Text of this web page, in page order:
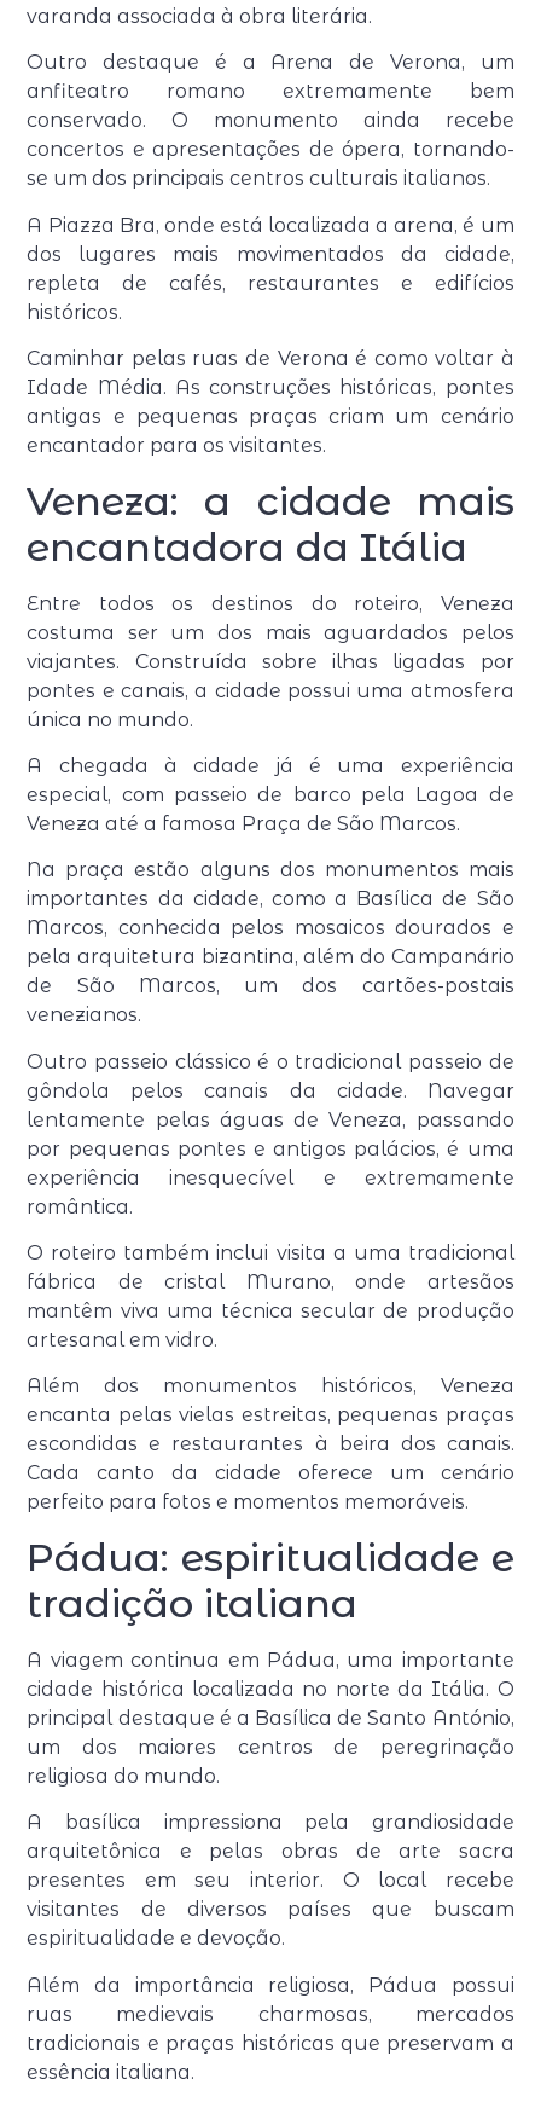
varanda associada à obra literária.
Outro destaque é a Arena de Verona, um
anfiteatro romano extremamente bem
conservado. O monumento ainda recebe
concertos e apresentações de ópera, tornando-
se um dos principais centros culturais italianos.
A Piazza Bra, onde está localizada a arena, é um
dos lugares mais movimentados da cidade,
repleta de cafés, restaurantes e edifícios
históricos.
Caminhar pelas ruas de Verona é como voltar à
Idade Média. As construções históricas, pontes
antigas e pequenas praças criam um cenário
encantador para os visitantes.
Veneza: a cidade mais
encantadora da Itália
Entre todos os destinos do roteiro, Veneza
costuma ser um dos mais aguardados pelos
viajantes. Construída sobre ilhas ligadas por
pontes e canais, a cidade possui uma atmosfera
única no mundo.
A chegada à cidade já é uma experiência
especial, com passeio de barco pela Lagoa de
Veneza até a famosa Praça de São Marcos.
Na praça estão alguns dos monumentos mais
importantes da cidade, como a Basílica de São
Marcos, conhecida pelos mosaicos dourados e
pela arquitetura bizantina, além do Campanário
de São Marcos, um dos cartões-postais
venezianos.
Outro passeio clássico é o tradicional passeio de
gôndola pelos canais da cidade. Navegar
lentamente pelas águas de Veneza, passando
por pequenas pontes e antigos palácios, é uma
experiência inesquecível e extremamente
romântica.
O roteiro também inclui visita a uma tradicional
fábrica de cristal Murano, onde artesãos
mantêm viva uma técnica secular de produção
artesanal em vidro.
Além dos monumentos históricos, Veneza
encanta pelas vielas estreitas, pequenas praças
escondidas e restaurantes à beira dos canais.
Cada canto da cidade oferece um cenário
perfeito para fotos e momentos memoráveis.
Pádua: espiritualidade e
tradição italiana
A viagem continua em Pádua, uma importante
cidade histórica localizada no norte da Itália. O
principal destaque é a Basílica de Santo António,
um dos maiores centros de peregrinação
religiosa do mundo.
A basílica impressiona pela grandiosidade
arquitetônica e pelas obras de arte sacra
presentes em seu interior. O local recebe
visitantes de diversos países que buscam
espiritualidade e devoção.
Além da importância religiosa, Pádua possui
ruas medievais charmosas, mercados
tradicionais e praças históricas que preservam a
essência italiana.